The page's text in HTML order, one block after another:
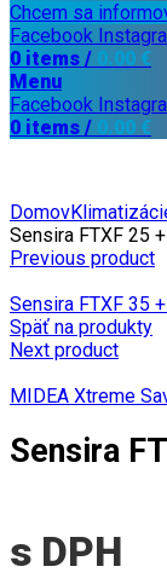
Chcem sa
Facebook
0 items / 0.00 €
Menu
Facebook
0 items / 0.00 €
Domov
Sensira FTXF 25
Previous product
Sensira FTXF 35
Späť na produkty
Next product
MIDEA Xtreme
Sensira
s DPH